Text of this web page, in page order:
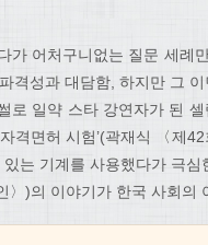
가 어처구니없는 질문 세례
격성과 대담함, 하지만 그
로 일약 스타 강연자가 된
격면허 시험’(곽재식 〈제
는 기계를 사용했다가 극심
)의 이야기가 한국 사회의